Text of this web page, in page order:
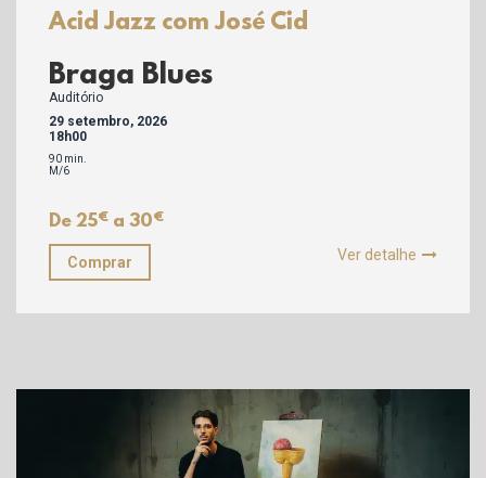
Acid Jazz com José Cid
Braga Blues
Auditório
29 setembro, 2026
18h00
90 min.
M/6
De 25€ a 30€
Comprar Ver detalhe